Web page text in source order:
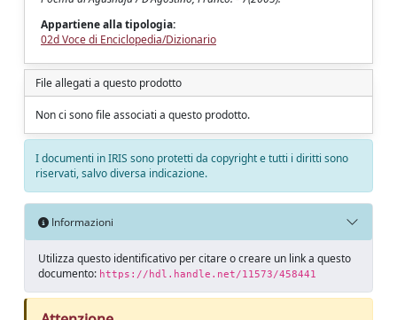
Appartiene alla tipologia:
02d Voce di Enciclopedia/Dizionario
File allegati a questo prodotto
Non ci sono file associati a questo prodotto.
I documenti in IRIS sono protetti da copyright e tutti i diritti sono
riservati, salvo diversa indicazione.
Informazioni
Utilizza questo identificativo per citare o creare un link a questo
documento: https://hdl.handle.net/11573/458441